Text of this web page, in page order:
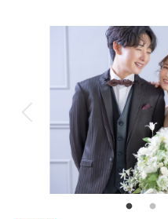
豊富なカラードレス
豊富な色打掛・着物